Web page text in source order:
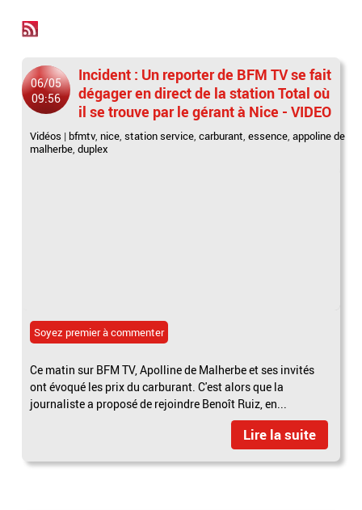
06/05
09:56
Incident : Un reporter de BFM TV se fait
dégager en direct de la station Total où
il se trouve par le gérant à Nice - VIDEO
Vidéos | bfmtv, nice,station service,carburant,essence,appoline de
malherbe,duplex
Soyez premier à commenter
Ce matin sur BFM TV, Apolline de Malherbe et ses invités
ont évoqué les prix du carburant. C'est alors que la
journaliste a proposé de rejoindre Benoît Ruiz, en...
Lire la suite